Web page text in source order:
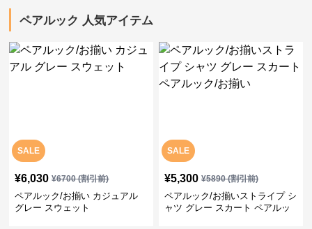
ペアルック 人気アイテム
SALE
¥6,030 ¥6700(割引前)
ペアルック/お揃い カジュアル
グレー スウェット
SALE
¥5,300 ¥5890(割引前)
ペアルック/お揃いストライプ シ
ャツ グレー スカート ペアルッ